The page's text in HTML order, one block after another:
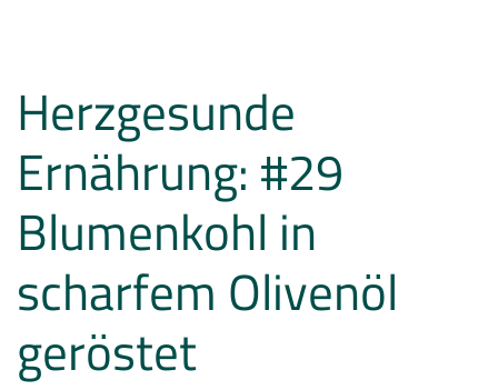
Herzgesunde
Ernährung: #29
Blumenkohl in
scharfem Olivenöl
geröstet